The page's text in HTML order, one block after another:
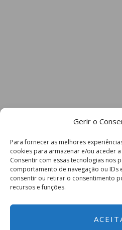
Gerir o
Para fornecer as melhores
cookies para armazenar e/ou aceder
Consentir com essas tecnologias nos
comportamento de navegação ou IDs
consentir ou retirar o consentimento
recursos e funções.